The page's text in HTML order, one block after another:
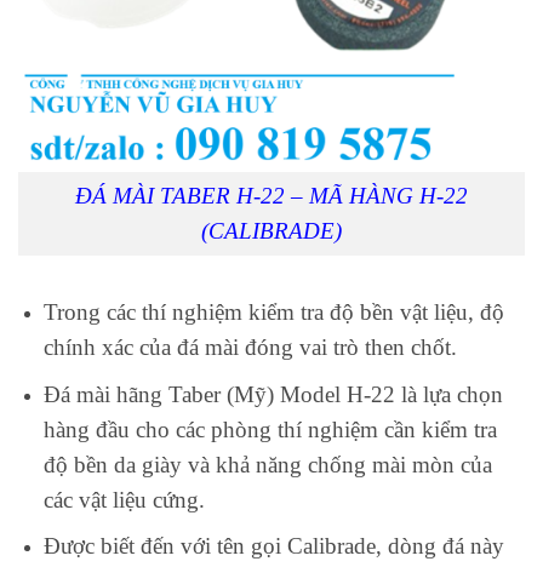
ĐÁ MÀI TABER H-22 – MÃ HÀNG H-22
(CALIBRADE)
Trong các thí nghiệm kiểm tra độ bền vật liệu, độ
chính xác của đá mài đóng vai trò then chốt.
Đá mài hãng Taber (Mỹ) Model H-22 là lựa chọn
hàng đầu cho các phòng thí nghiệm cần kiểm tra
độ bền da giày và khả năng chống mài mòn của
các vật liệu cứng.
Được biết đến với tên gọi Calibrade, dòng đá này